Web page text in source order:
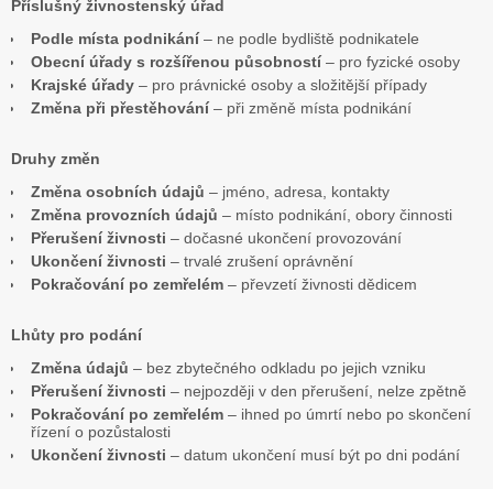
Příslušný živnostenský úřad
Podle místa podnikání– ne podle bydliště podnikatele
Obecní úřady s rozšířenou působností– pro fyzické osoby
Krajské úřady – pro právnické osoby a složitější případy
Změna při přestěhování– při změně místa podnikání
Druhy změn
Změna osobních údajů – jméno, adresa, kontakty
Změna provozních údajů – místo podnikání, obory činnosti
Přerušení živnosti – dočasné ukončení provozování
Ukončení živnosti – trvalé zrušení oprávnění
Pokračování po zemřelém – převzetí živnosti dědicem
Lhůty pro podání
Změna údajů – bez zbytečného odkladu po jejich vzniku
Přerušení živnosti – nejpozději v den přerušení, nelze zpětně
Pokračování po zemřelém – ihned po úmrtí nebo po skončení
řízení o pozůstalosti
Ukončení živnosti – datum ukončení musí být po dni podání